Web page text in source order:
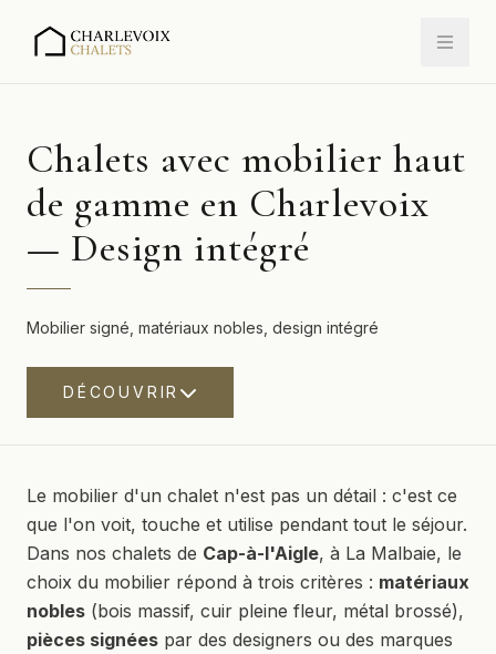
Chalets avec mobilier haut
de gamme en Charlevoix
— Design intégré
Mobilier signé, matériaux nobles, design intégré
DÉCOUVRIR
Le mobilier d'un chalet n'est pas un détail : c'est ce
que l'on voit, touche et utilise pendant tout le séjour.
Dans nos chalets de Cap-à-l'Aigle, à La Malbaie, le
choix du mobilier répond à trois critères : matériaux
nobles (bois massif, cuir pleine fleur, métal brossé),
pièces signées par des designers ou des marques